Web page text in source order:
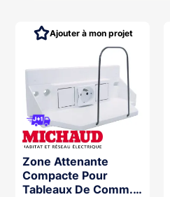
Zone Attenante
Compacte Pour
Tableaux De Comm.
Ajouter à mon projet